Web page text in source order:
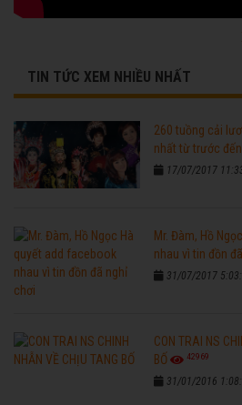
TIN TỨC XEM NHIỀU NHẤT
260 tuồng cải
nhất từ trước
17/07/2017
Mr. Đàm, Hồ
nhau vì tin đồn
31/07/2017
CON TRAI NS
BỐ
42969
31/01/2016